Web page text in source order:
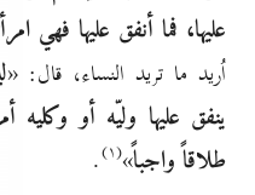
عليها، فما أنفق عليها فهي
اُريد ما تريد النساء، قال: «
ينفق عليها وليّه أو
طلاقاً واجباً»(۱) .